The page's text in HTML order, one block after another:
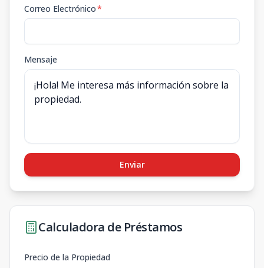
Correo Electrónico*
Mensaje
Enviar
Calculadora de Préstamos
Precio de la Propiedad